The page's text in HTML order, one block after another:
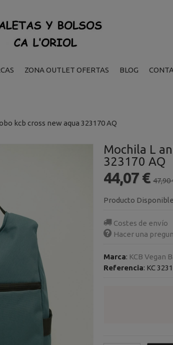
ZONA OUTLET OFERTAS BLOG
kcb cross new aqua 323170 AQ
Mochila L
323170 AQ
44,07 € 47,90
Producto Disponible
Costes de envío
Hacer una
Marca: KCB Vegan
Referencia: KC